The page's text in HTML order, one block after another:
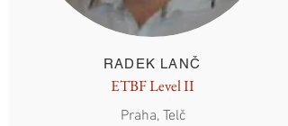
RADEK LANČ
ETBF Level II
Praha, Telč